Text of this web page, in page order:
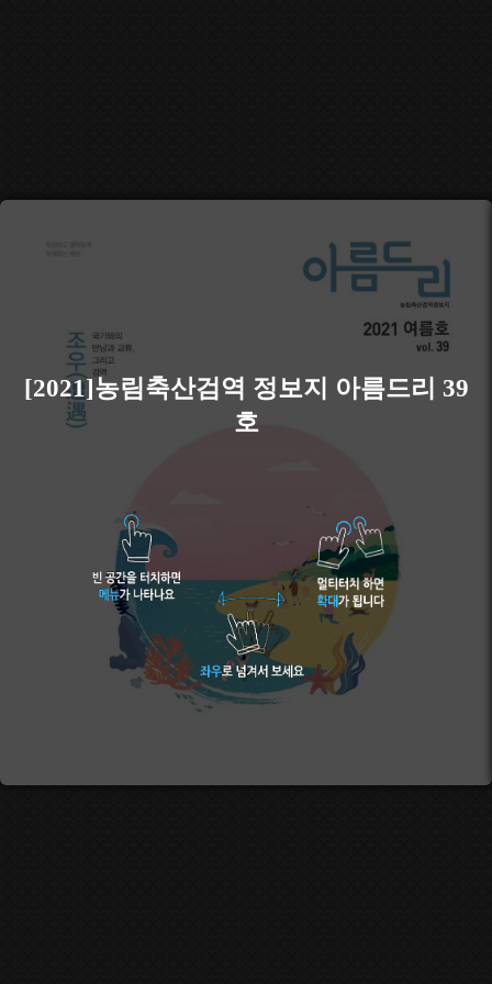
[2021]농림축산검역 정보지 아름드리 39
호